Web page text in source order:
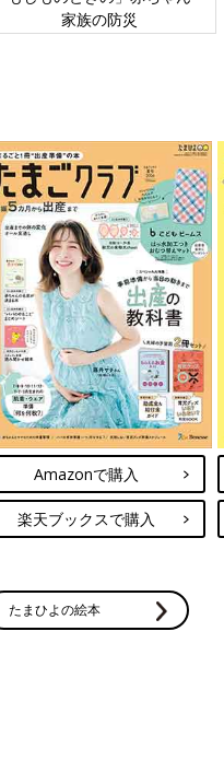
家族の防災
Amazonで購入
楽天ブックスで購入
たまひよの絵本